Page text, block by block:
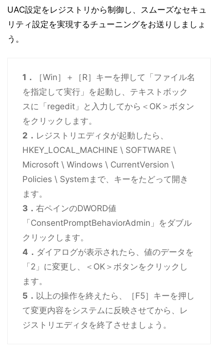
UAC設定をレジストリから制御し、スムーズなセキュ
リティ設定を実現するチューニングをお送りしましょ
う。
1．
［Win］＋［R］キーを押して「ファイル名
を指定して実行」を起動し、テキストボック
スに「regedit」と入力してから＜OK＞ボタン
をクリックします。
2． レジストリエディタが起動したら、
HKEY_LOCAL_MACHINE \ SOFTWARE \
Microsoft \ Windows \ CurrentVersion \
Policies \ Systemまで、キーをたどって開き
ます。
3． 右ペインのDWORD値
「ConsentPromptBehaviorAdmin」をダブル
クリックします。
4． ダイアログが表示されたら、値のデータを
「2」に変更し、＜OK＞ボタンをクリックし
ます。
5． 以上の操作を終えたら、［F5］キーを押し
て変更内容をシステムに反映させてから、レ
ジストリエディタを終了させましょう。